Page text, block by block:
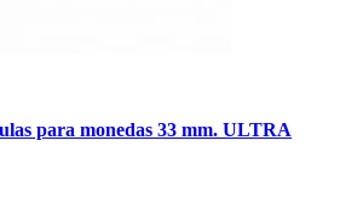
para monedas 33 mm. ULTRA